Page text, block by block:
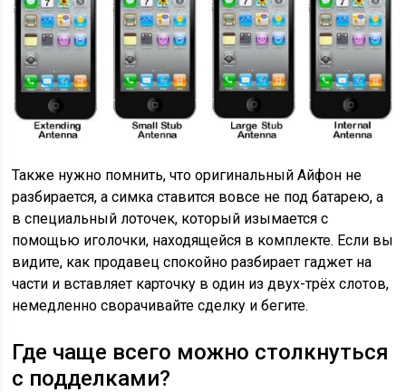
Также нужно помнить, что оригинальный Айфон не
разбирается, а симка ставится вовсе не под батарею, а
в специальный лоточек, который изымается с
помощью иголочки, находящейся в комплекте. Если вы
видите, как продавец спокойно разбирает гаджет на
части и вставляет карточку в один из двух-трёх слотов,
немедленно сворачивайте сделку и бегите.
Где чаще всего можно столкнуться
с подделками?